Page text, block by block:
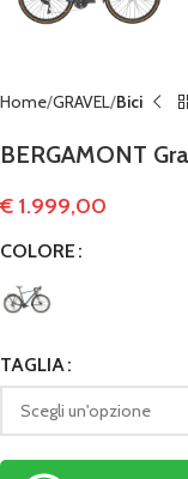
Home GRAVEL Bici
BERGAMONT
€ 1.999,00
COLORE
TAGLIA